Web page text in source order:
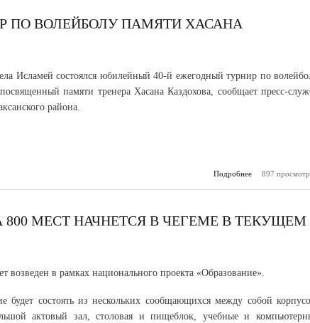
ПО ВОЛЕЙБОЛУ ПАМЯТИ ХАСАНА
Исламей состоялся юбилейный 40-й ежегодный турнир по
памяти тренера Хасана Каздохова, сообщает пресс-
района.
Подробнее
о В Исламее
897
МЕСТ НАЧНЕТСЯ В ЧЕГЕМЕ В ТЕКУЩЕМ
возведен в рамках национального проекта «Образование».
будет состоять из нескольких сообщающихся между собой
актовый зал, столовая и пищеблок, учебные и